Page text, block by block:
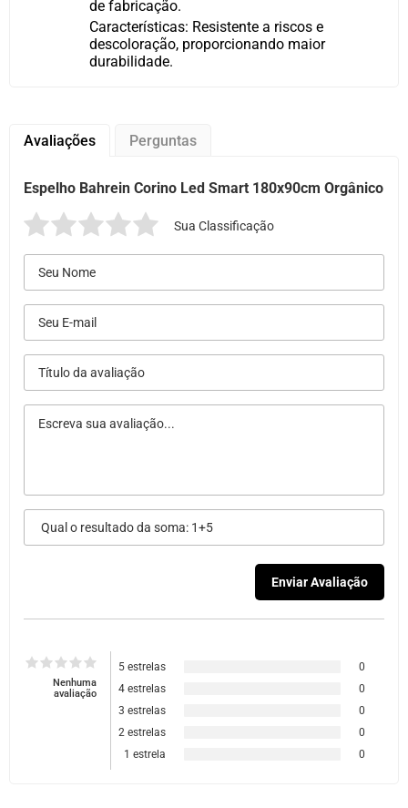
de fabricação.
Características: Resistente a riscos e
descoloração, proporcionando maior
durabilidade.
Avaliações Perguntas
Espelho Bahrein Corino Led Smart 180x90cm Orgânico
Sua Classificação
Nenhuma
avaliação
5 estrelas
0
4 estrelas
0
3 estrelas
0
2 estrelas
0
1 estrela
0